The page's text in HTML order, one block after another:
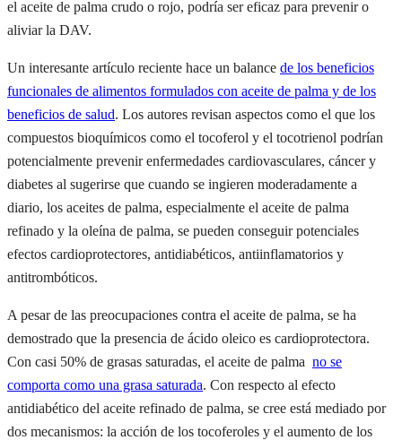
el aceite de palma crudo o rojo, podría ser eficaz para prevenir o
aliviar la DAV.
Un interesante artículo reciente hace un balance de los beneficios
funcionales de alimentos formulados con aceite de palma y de los
beneficios de salud. Los autores revisan aspectos como el que los
compuestos bioquímicos como el tocoferol y el tocotrienol podrían
potencialmente prevenir enfermedades cardiovasculares, cáncer y
diabetes al sugerirse que cuando se ingieren moderadamente a
diario, los aceites de palma, especialmente el aceite de palma
refinado y la oleína de palma, se pueden conseguir potenciales
efectos cardioprotectores, antidiabéticos, antiinflamatorios y
antitrombóticos.
A pesar de las preocupaciones contra el aceite de palma, se ha
demostrado que la presencia de ácido oleico es cardioprotectora.
Con casi 50% de grasas saturadas, el aceite de palma no se
comporta como una grasa saturada. Con respecto al efecto
antidiabético del aceite refinado de palma, se cree está mediado por
dos mecanismos: la acción de los tocoferoles y el aumento de los